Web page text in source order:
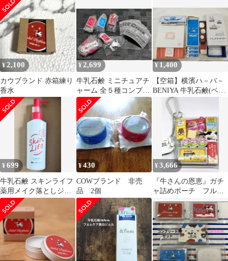
¥2,100
カウブランド 赤箱練り
香水
¥2,699
牛乳石鹸 ミニチュアチ
ャーム 全５種コンプリ
ート！
¥ 1,400
【空箱】横濱ハ－バ－
BENIYA 牛乳石鹸(ベル
マ－ク付き) 白い恋人
ベルン
¥699
牛乳石鹸 スキンライフ
薬用メイク落としジェ
ル 150g
¥430
COWブランド 非売
品 2個
¥3,666
『牛さんの恩恵』ガチ
ャ詰めポーチ フルー
チェ チーズ バタ
ー ヨーグルト 牛乳